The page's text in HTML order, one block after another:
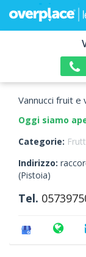
Vannucci fruit
Oggi siamo
Categorie:
Indirizzo:
(Pistoia)
Tel.